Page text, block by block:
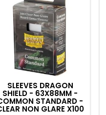
SLEEVES DRAGON
SHIELD - 63X88MM -
STANDARD -
NON GLARE X100